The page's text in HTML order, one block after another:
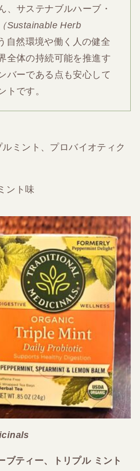
、サステナブルハーブ・
Sustainable Herb
自然環境や働く人の健全
全体の持続可能を推進す
バーである点も安心して
トです。
ルミント、プロバイオティク
ント味
ブティー、トリプル ミント